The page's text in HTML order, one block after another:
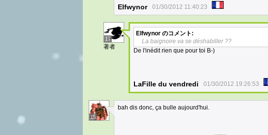
Elfwynor 01/30/2012 11:40:23
17
著者
Elfwynor のコメント:
La baignoire va se déshabiller ??
De l'inédit rien que pour toi B-)
LaFille du vendredi 01/30/2012 19:26:53
15
bah dis donc, ça bulle aujourd'hui.